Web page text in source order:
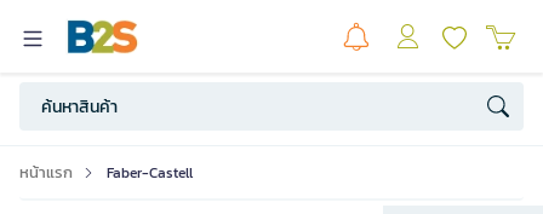
หน้าแรก Faber-Castell